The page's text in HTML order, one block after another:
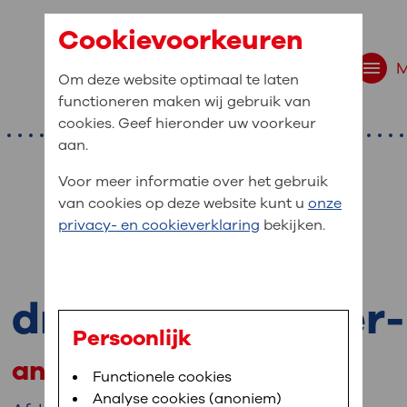
website navigatie
bent u naar op
Bloedafname,MijnOLVG,Digitalisering
medische gegevens
In MijnOLVG kunt u uw medische
het u uitkomt. OLVG breidt MijnOLVG
drs. K.E.
anesthesioloog
Cookievoorkeuren
Om deze website optimaal te laten
functioneren maken wij gebruik van
cookies. Geef hieronder uw voorkeur
aan.
Voor meer informatie over het gebruik
van cookies op deze website kunt u onze
privacy- en cookieverklaring bekijken.
Persoonlijk
Functionele cookies
Analyse cookies (anoniem)